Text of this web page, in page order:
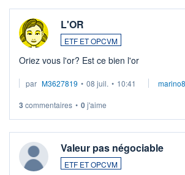
L'OR
ETF ET OPCVM
Oriez vous l'or? Est ce bien l'or
par M3627819 • 08 juil. • 10:41
3 commentaires • 0j'aime
Valeur pas négociable
ETF ET OPCVM